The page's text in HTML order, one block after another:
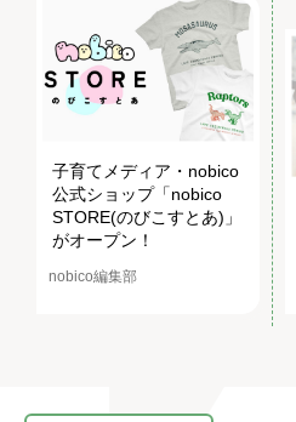
子育てメディア・nobico
公式ショップ「nobico
STORE(のびこすとあ)」
がオープン！
nobico編集部